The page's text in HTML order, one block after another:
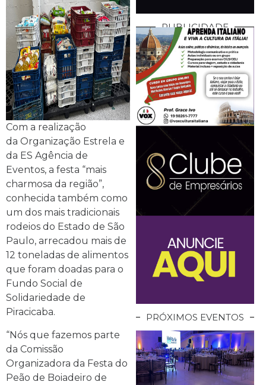
Com a realização
da Organização Estrela e
da ES Agência de
Eventos, a festa “mais
charmosa da região”,
conhecida também como
um dos mais tradicionais
rodeios do Estado de São
Paulo, arrecadou mais de
12 toneladas de alimentos
que foram doadas para o
Fundo Social de
Solidariedade de
Piracicaba.
“Nós que fazemos parte
da Comissão
Organizadora da Festa do
Peão de Boiadeiro de
PUBLICIDADE
PRÓXIMOS EVENTOS